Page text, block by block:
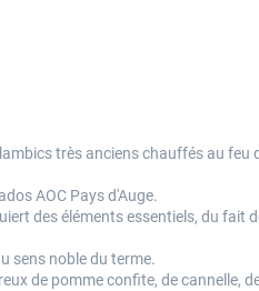
très anciens chauffés au feu
AOC Pays d'Auge.
des éléments essentiels, du fait
sens noble du terme.
de pomme confite, de cannelle,